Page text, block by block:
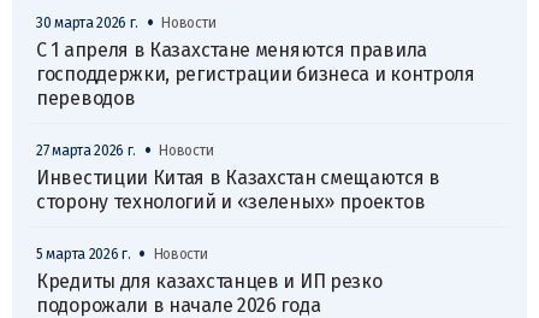
30 марта 2026 г. • Новости
С 1 апреля в Казахстане меняются правила
господдержки, регистрации бизнеса и контроля
переводов
27 марта 2026 г. • Новости
Инвестиции Китая в Казахстан смещаются в
сторону технологий и «зеленых» проектов
5 марта 2026 г. • Новости
Кредиты для казахстанцев и ИП резко
подорожали в начале 2026 года